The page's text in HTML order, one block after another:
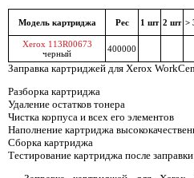
Модель картриджа Рес 1 шт 2 шт >
Xerox 113R00673
черный
400000
Заправка картриджей для Xerox
Разборка картриджа
Удаление остатков тонера
Чистка корпуса и всех его элементов
Наполнение картриджа
Сборка картриджа
Тестирование картриджа после заправки